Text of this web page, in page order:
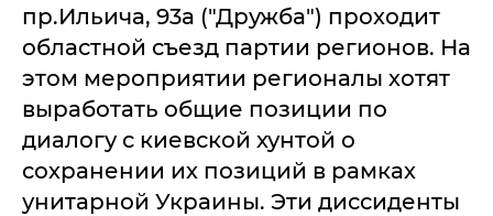
пр.Ильича, 93а ("Дружба") проходит
областной съезд партии регионов. На
этом мероприятии регионалы хотят
выработать общие позиции по
диалогу с киевской хунтой о
сохранении их позиций в рамках
унитарной Украины. Эти диссиденты